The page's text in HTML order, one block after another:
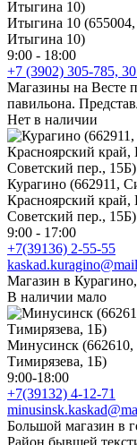
Итыгина 10 (655004,
Итыгина 10)
9:00 - 18:00
+7 (3902) 305-785,
Магазины на Весте
павильона.
Нет в наличии
Курагино (662911,
Красноярский край,
Советский пер., 15Б)
9:00 - 17:00
+7(39136) 2-55-55
Магазин в
В наличии мало
Минусинск (662610,
Тимирязева, 1Б)
9:00-18:00
+7(39132) 4-12-71
Большой магазин в
Район бывшей